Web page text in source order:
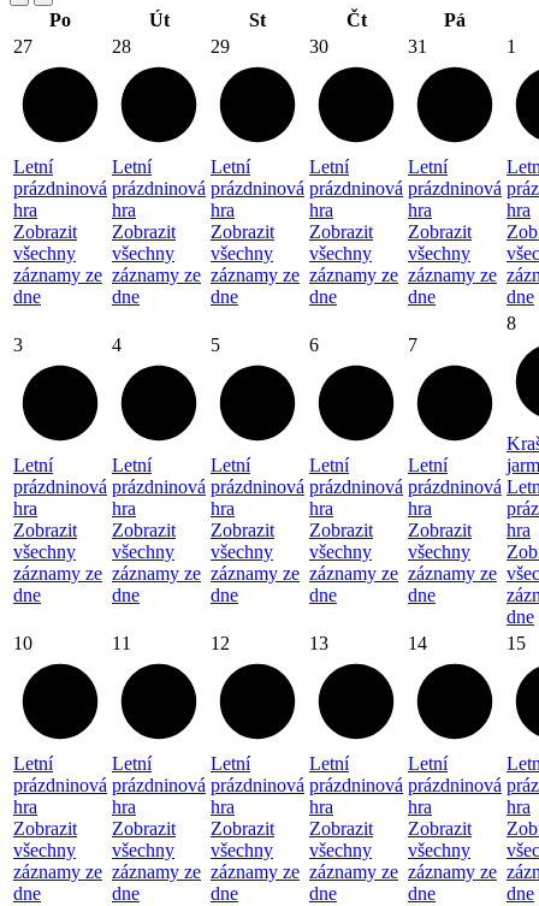
Po Út St Čt
Pá
27
Letní
prázdninová
hra
Zobrazit
všechny
záznamy ze
dne
28
Letní
prázdninová
hra
Zobrazit
všechny
záznamy ze
dne
29
Letní
prázdninová
hra
Zobrazit
všechny
záznamy ze
dne
30
Letní
prázdninová
hra
Zobrazit
všechny
záznamy ze
dne
31
Letní
prázdninová
hra
Zobrazit
všechny
záznamy ze
dne
1
hra
dne
3
Letní
prázdninová
hra
Zobrazit
všechny
záznamy ze
dne
4
Letní
prázdninová
hra
Zobrazit
všechny
záznamy ze
dne
5
Letní
prázdninová
hra
Zobrazit
všechny
záznamy ze
dne
6
Letní
prázdninová
hra
Zobrazit
všechny
záznamy ze
dne
7
Letní
prázdninová
hra
Zobrazit
všechny
záznamy ze
dne
8
hra
dne
10
Letní
prázdninová
hra
Zobrazit
všechny
záznamy ze
dne
11
Letní
prázdninová
hra
Zobrazit
všechny
záznamy ze
dne
12
Letní
prázdninová
hra
Zobrazit
všechny
záznamy ze
dne
13
Letní
prázdninová
hra
Zobrazit
všechny
záznamy ze
dne
14
Letní
prázdninová
hra
Zobrazit
všechny
záznamy ze
dne
15
hra
dne